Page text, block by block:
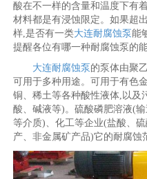
酸在不一样的含量和温度下有
材料都是有浸蚀限定。如果超
样,是否有一类大连耐腐蚀泵能
提醒各位有哪一种耐腐蚀泵的
大连耐腐蚀泵 的泵体由聚
可用于多种用途。可用于有色
铜、稀土等各种酸性液体,以及
酸、碱液等)。硫酸磷肥溶液(
等介质)、化工等企业(盐酸、
产、非金属矿产品)它的耐腐蚀